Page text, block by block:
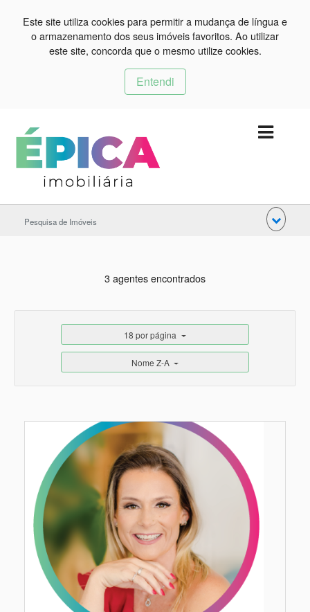
Este site utiliza cookies para permitir a mudança de língua e
o armazenamento dos seus imóveis favoritos. Ao utilizar
este site, concorda que o mesmo utilize cookies.
Entendi
Pesquisa de Imóveis
3 agentes encontrados
18 por página
Nome Z-A